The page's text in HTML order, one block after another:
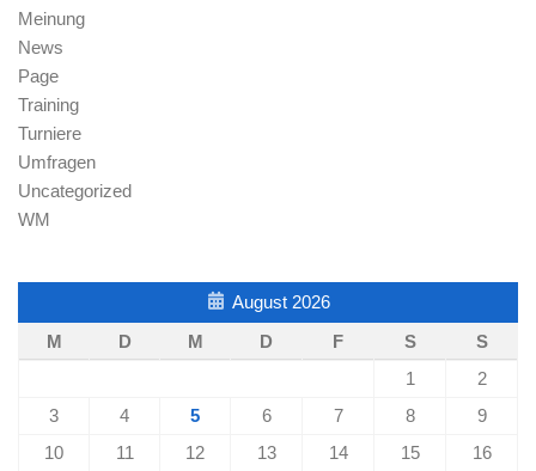
Meinung
News
Page
Training
Turniere
Umfragen
Uncategorized
WM
August 2026
M
D M D F S
S
1
2
3
4 5 6 7 8
9
10
11 12 13 14 15
16